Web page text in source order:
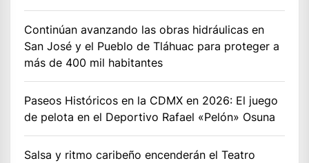
Continúan avanzando las obras hidráulicas en
San José y el Pueblo de Tláhuac para proteger a
más de 400 mil habitantes
Paseos Históricos en la CDMX en 2026: El juego
de pelota en el Deportivo Rafael «Pelón» Osuna
Salsa y ritmo caribeño encenderán el Teatro